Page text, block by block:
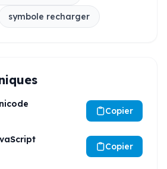
symbole recharger
Copier
Copier